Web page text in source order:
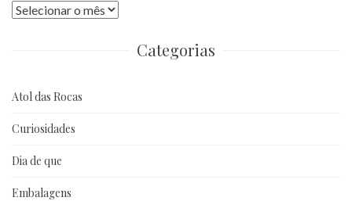
Publicações
Categorias
Atol das Rocas
Curiosidades
Dia de que
Embalagens